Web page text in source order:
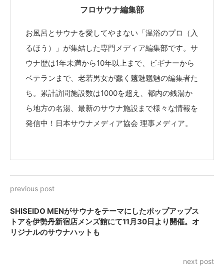
フロサウナ編集部
お風呂とサウナを愛してやまない「温浴のプロ（入
るほう）」が集結した専門メディア編集部です。サ
ウナ歴は1年未満から10年以上まで、ビギナーから
ベテランまで、老若男女が蠢く魑魅魍魎の編集者た
ち。累計訪問施設数は1000を超え、都内の銭湯か
ら地方の名湯、最新のサウナ施設まで様々な情報を
発信中！日本サウナメディア協会 理事メディア。
previous post
SHISEIDO MENがサウナをテーマにしたポップアップス
トアを伊勢丹新宿店メンズ館にて11月30日より開催。オ
リジナルのサウナハットも
next post